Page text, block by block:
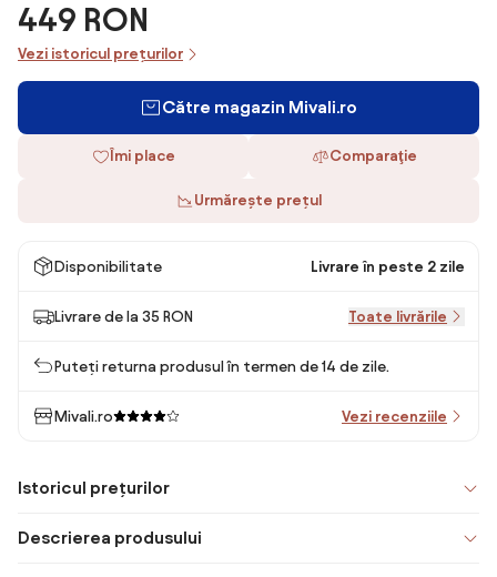
449 RON
Vezi istoricul prețurilor
Către magazin Mivali.ro
Îmi place Comparaţie
Urmărește prețul
Disponibilitate Livrare în peste 2 zile
Livrare de la 35 RON Toate livrările
Puteți returna produsul în termen de 14 de zile.
Mivali.ro Vezi recenziile
Istoricul prețurilor
Descrierea produsului